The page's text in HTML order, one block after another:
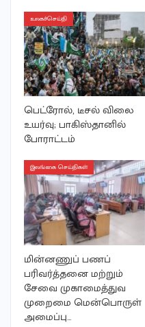
உலகச்செய்தி
பெட்ரோல், டீசல் விலை
உயர்வு; பாகிஸ்தானில்
போராட்டம்
இலங்கை செய்திகள்
மின்னணுப் பணப்
பரிவர்த்தனை மற்றும்
சேவை முகாமைத்துவ
முறைமை மென்பொருள்
அமைப்பு…